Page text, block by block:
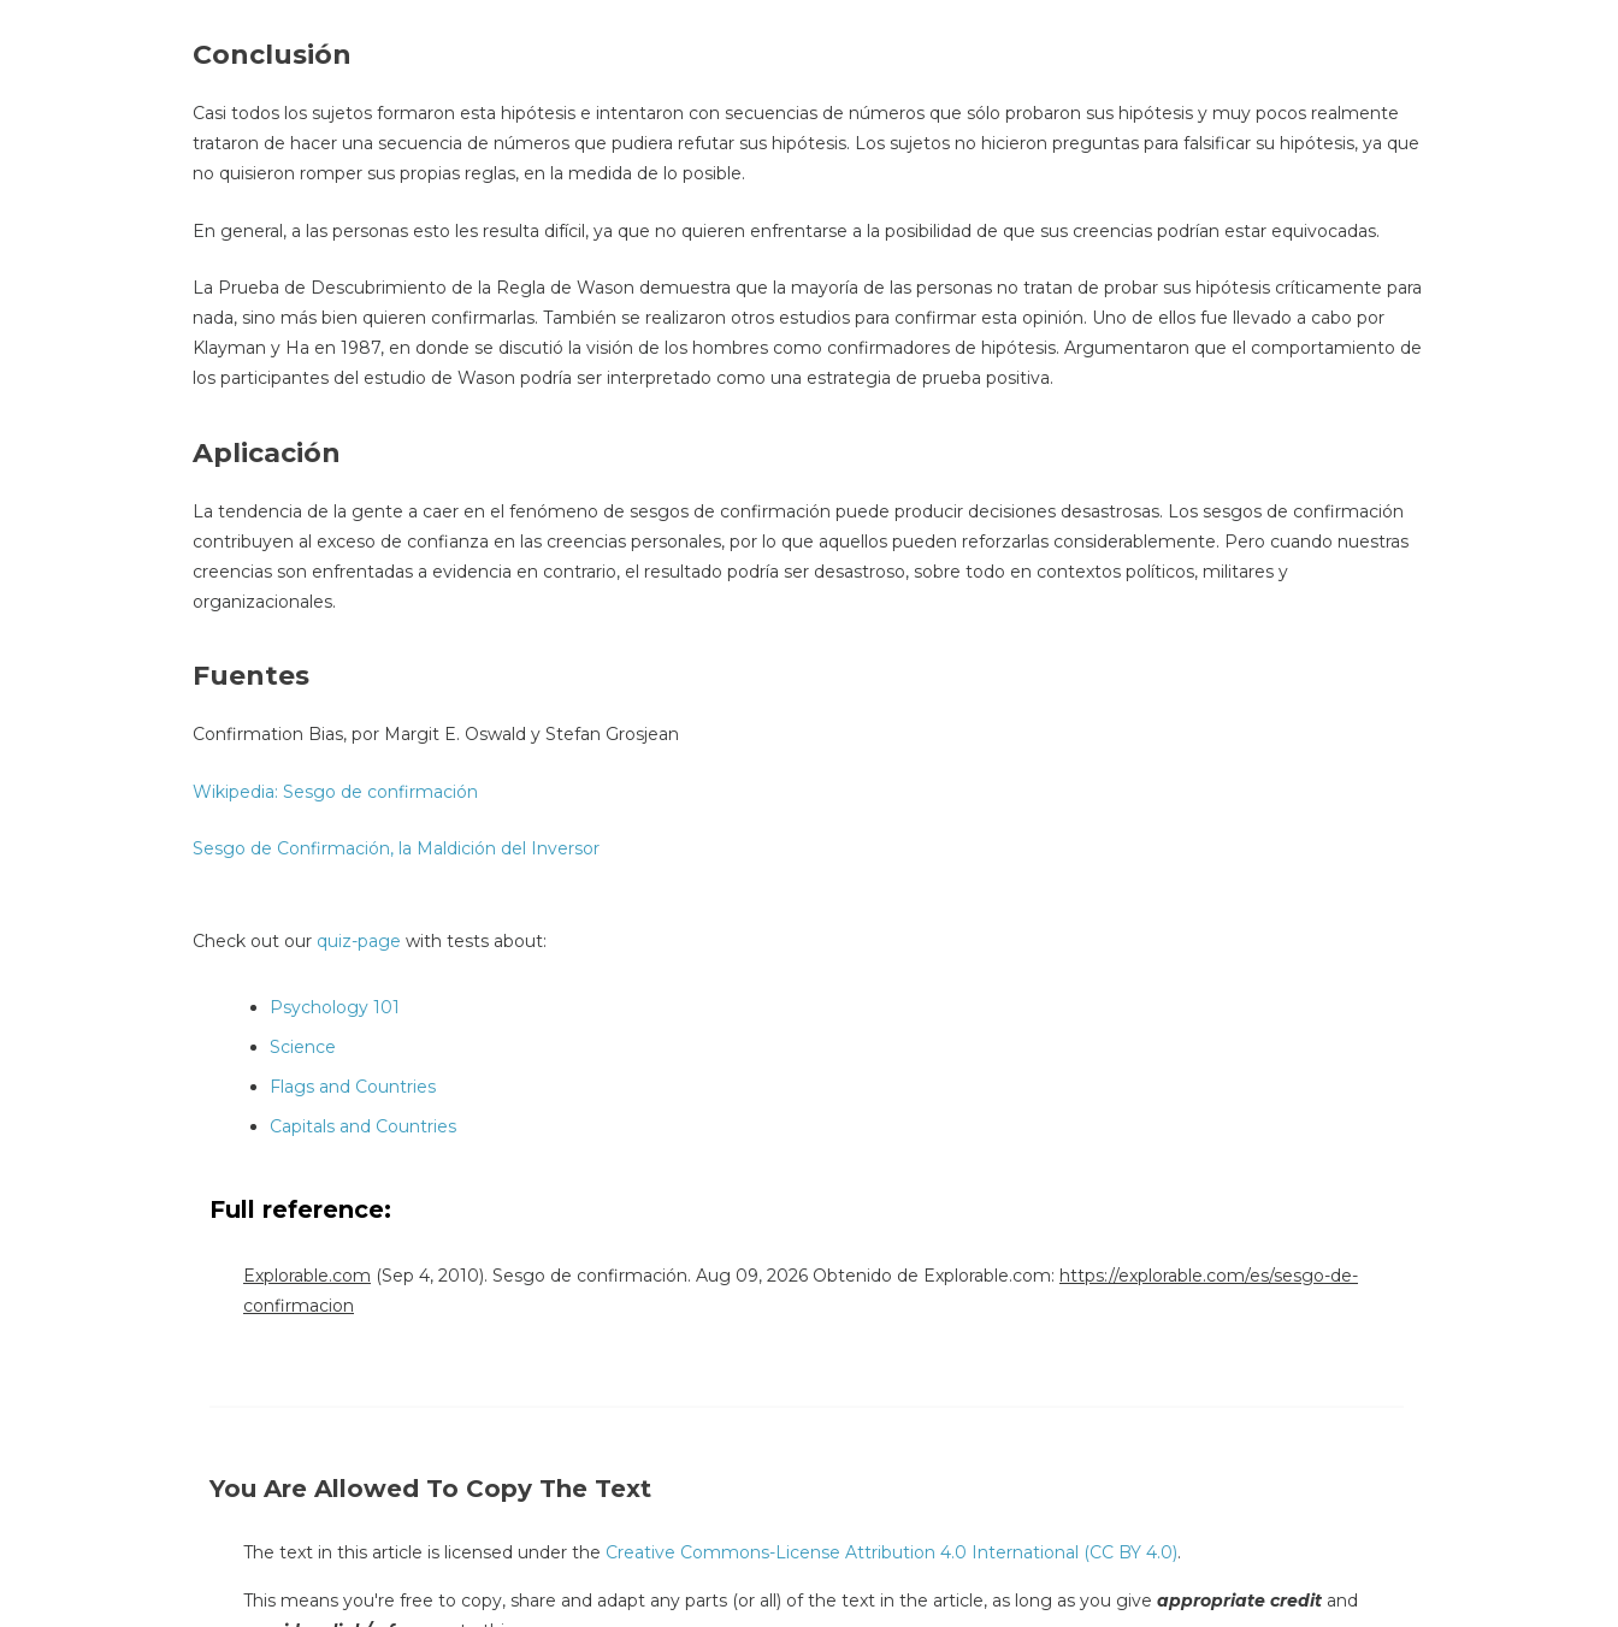
Conclusión
Casi todos los sujetos formaron esta hipótesis e intentaron con secuencias de números que sólo probaron sus hipótesis y muy pocos realmente
trataron de hacer una secuencia de números que pudiera refutar sus hipótesis. Los sujetos no hicieron preguntas para falsificar su hipótesis, ya que
no quisieron romper sus propias reglas, en la medida de lo posible.
En general, a las personas esto les resulta difícil, ya que no quieren enfrentarse a la posibilidad de que sus creencias podrían estar equivocadas.
La Prueba de Descubrimiento de la Regla de Wason demuestra que la mayoría de las personas no tratan de probar sus hipótesis críticamente para
nada, sino más bien quieren confirmarlas. También se realizaron otros estudios para confirmar esta opinión. Uno de ellos fue llevado a cabo por
Klayman y Ha en 1987, en donde se discutió la visión de los hombres como confirmadores de hipótesis. Argumentaron que el comportamiento de
los participantes del estudio de Wason podría ser interpretado como una estrategia de prueba positiva.
Aplicación
La tendencia de la gente a caer en el fenómeno de sesgos de confirmación puede producir decisiones desastrosas. Los sesgos de confirmación
contribuyen al exceso de confianza en las creencias personales, por lo que aquellos pueden reforzarlas considerablemente. Pero cuando nuestras
creencias son enfrentadas a evidencia en contrario, el resultado podría ser desastroso, sobre todo en contextos políticos, militares y
organizacionales.
Fuentes
Confirmation Bias, por Margit E. Oswald y Stefan Grosjean
Wikipedia: Sesgo de confirmación
Sesgo de Confirmación, la Maldición del Inversor
Check out our quiz-page with tests about:
Psychology 101
Science
Flags and Countries
Capitals and Countries
Full reference:
Explorable.com (Sep 4, 2010). Sesgo de confirmación. Aug 09, 2026 Obtenido de Explorable.com: https://explorable.com/es/sesgo-de-
confirmacion
You Are Allowed To Copy The Text
The text in this article is licensed under the Creative Commons-License Attribution 4.0 International (CC BY 4.0).
This means you're free to copy, share and adapt any parts (or all) of the text in the article, as long as you give appropriate credit and